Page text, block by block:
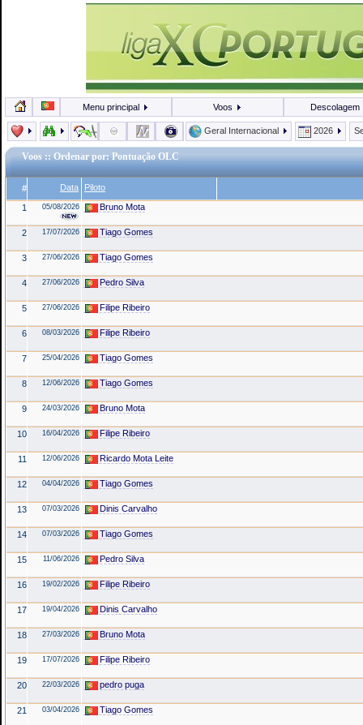
Menu principal Voos Descolagem
Geral Internacional 2026
Voos :: Ordenar por: Pontuação OLC
# Data Piloto
1 05/08/2026 Bruno Mota
2 17/07/2026 Tiago Gomes
3 27/06/2026 Tiago Gomes
4 27/06/2026 Pedro Silva
5 27/06/2026 Filipe Ribeiro
6 08/03/2026 Filipe Ribeiro
7 25/04/2026 Tiago Gomes
8 12/06/2026 Tiago Gomes
9 24/03/2026 Bruno Mota
10 16/04/2026 Filipe Ribeiro
11 12/06/2026 Ricardo Mota Leite
12 04/04/2026 Tiago Gomes
13 07/03/2026 Dinis Carvalho
14 07/03/2026 Tiago Gomes
15 11/06/2026 Pedro Silva
16 19/02/2026 Filipe Ribeiro
17 19/04/2026 Dinis Carvalho
18 27/03/2026 Bruno Mota
19 17/07/2026 Filipe Ribeiro
20 22/03/2026 pedro puga
21 03/04/2026 Tiago Gomes